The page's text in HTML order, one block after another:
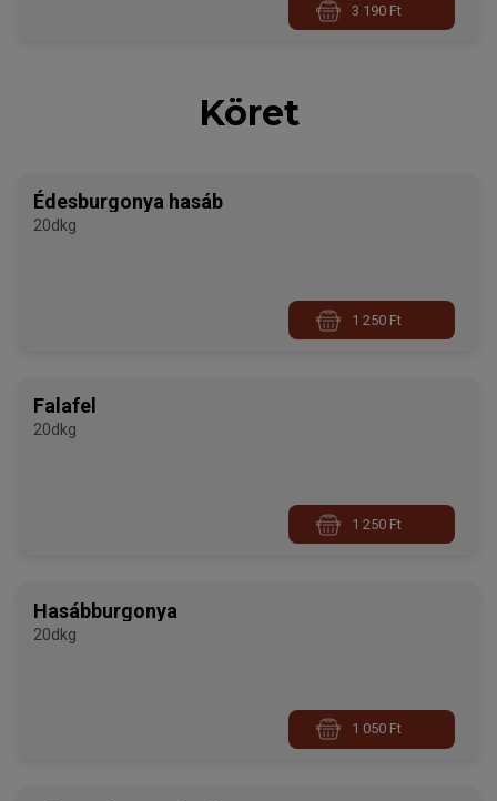
3 190 Ft
Köret
Édesburgonya hasáb
20dkg
1 250 Ft
Falafel
20dkg
1 250 Ft
Hasábburgonya
20dkg
1 050 Ft